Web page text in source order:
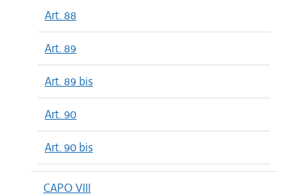
Art. 88
Art. 89
Art. 89 bis
Art. 90
Art. 90 bis
CAPO VIII